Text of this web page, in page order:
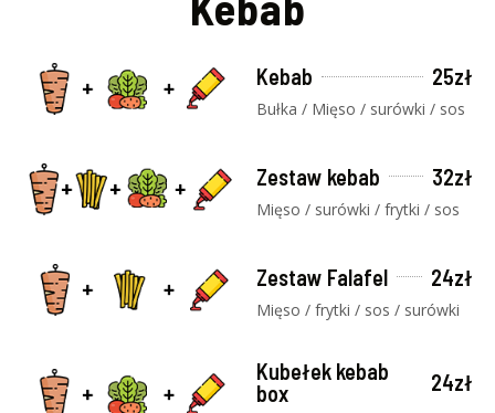
Kebab 25zł
Bułka / Mięso / surówki / sos
Zestaw kebab 32zł
Mięso / surówki / frytki / sos
Zestaw Falafel 24zł
Mięso / frytki / sos / surówki
Kubełek kebab
box
24zł